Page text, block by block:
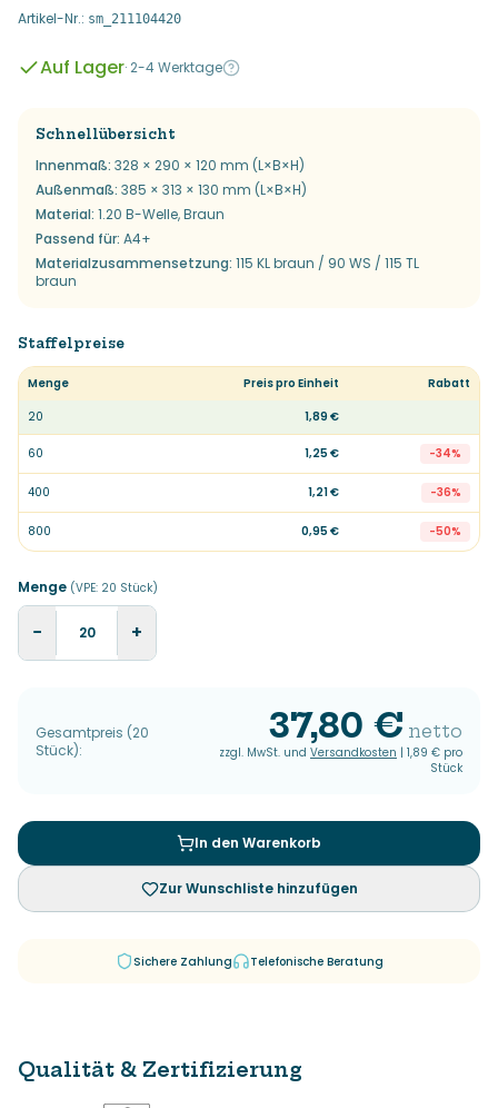
Artikel-Nr.: sm_211104420
Auf Lager· 2-4 Werktage
Schnellübersicht
Innenmaß: 328 × 290 × 120 mm (L×B×H)
Außenmaß: 385 × 313 × 130 mm (L×B×H)
Material: 1.20 B-Welle, Braun
Passend für: A4+
Materialzusammensetzung: 115 KL braun / 90 WS / 115 TL
braun
Staffelpreise
Menge Preis pro Einheit
Rabatt
20
1,89 €
60 1,25 € -34%
400 1,21 € -36%
800 0,95 € -50%
Menge (VPE: 20 Stück)
− +
Gesamtpreis (20
Stück):
37,80 € netto
zzgl. MwSt. und Versandkosten | 1,89 € pro
Stück
In den Warenkorb
Zur Wunschliste hinzufügen
Sichere Zahlung Telefonische Beratung
Qualität & Zertifizierung